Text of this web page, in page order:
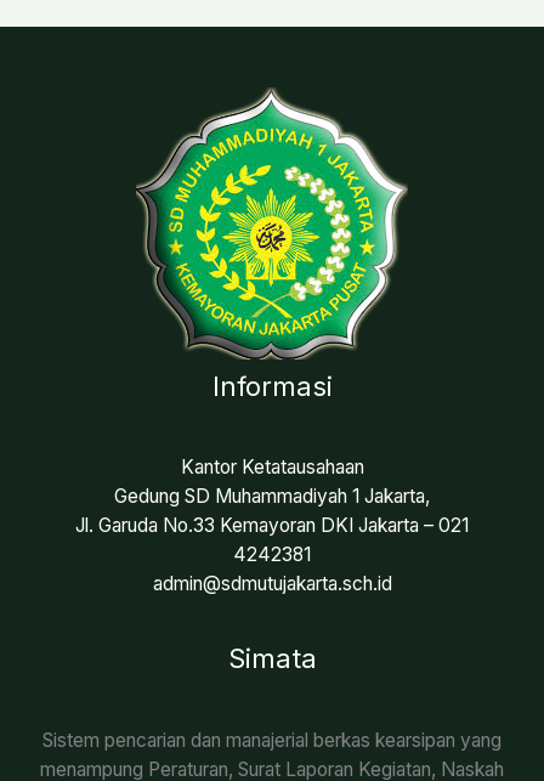
Informasi
Kantor Ketatausahaan
Gedung SD Muhammadiyah 1 Jakarta,
Jl. Garuda No.33 Kemayoran DKI Jakarta – 021
4242381
admin@sdmutujakarta.sch.id
Simata
Sistem pencarian dan manajerial berkas kearsipan yang
menampung Peraturan, Surat Laporan Kegiatan, Naskah